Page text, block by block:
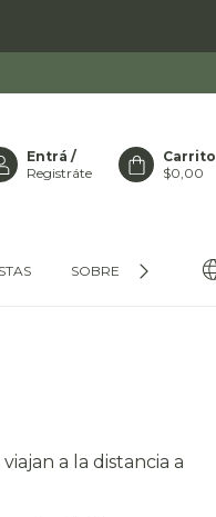
Entrá /
Registráte
Carrito
$0,00
SOBRE HUANACO
a la distancia a